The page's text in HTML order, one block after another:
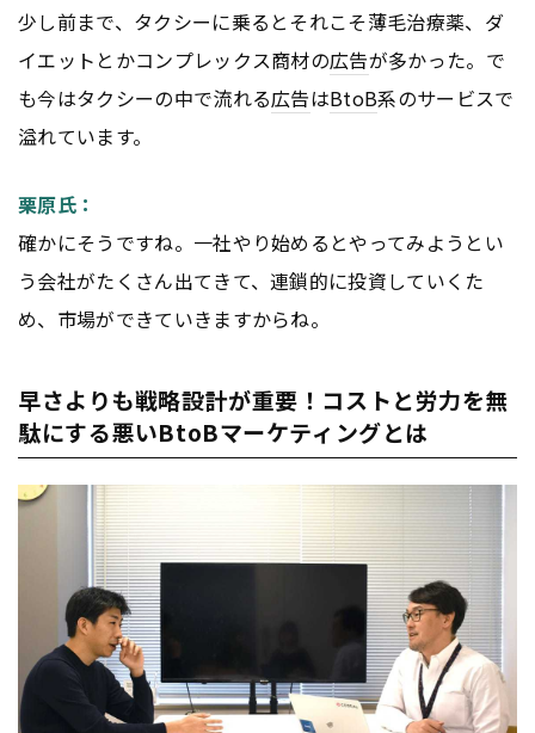
少し前まで、タクシーに乗るとそれこそ薄毛治療薬、ダ
イエットとかコンプレックス商材の広告が多かった。で
も今はタクシーの中で流れる広告はBtoB系のサービスで
溢れています。
栗原氏：
確かにそうですね。一社やり始めるとやってみようとい
う会社がたくさん出てきて、連鎖的に投資していくた
め、市場ができていきますからね。
早さよりも戦略設計が重要！コストと労力を無
駄にする悪いBtoBマーケティングとは